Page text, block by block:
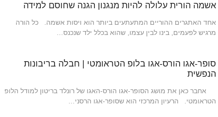
אשמה הורית עלולה להיות מנגנון הגנה שחוסם למידה
אחד האתגרים ההוריים המתעתעים ביותר הוא ויסות אשמה. כל הורה
מרגיש לפעמים, בינו לבין עצמו, שהוא בכלל ילד שנכנס…
סופר-אגו הורס-אגו בלופ הטראומטי | חבלה בריבונות
הנפשית
אחבר כאן את מושג הסופר-אגו הורס-האגו של רונלד בריטון למודל הלופ
הטראומטי. הרעיון המרכזי הוא שסופר-אגו הרסני…